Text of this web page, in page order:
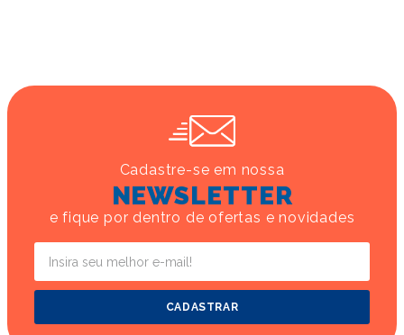
Cadastre-se em nossa
NEWSLETTER
e fique por dentro de ofertas e novidades
CADASTRAR